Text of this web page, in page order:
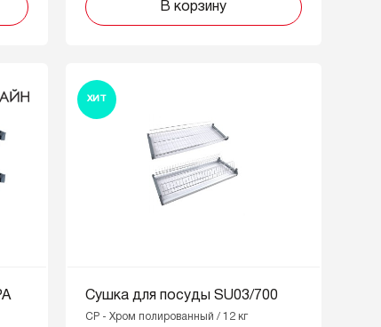
В корзину
ХИТ
Сушка для посуды SU03/700
CP - Хром полированный / 12 кг